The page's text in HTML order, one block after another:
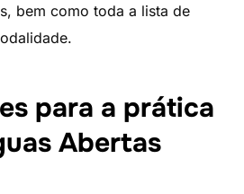
bem como toda a lista de
para a prática
Abertas